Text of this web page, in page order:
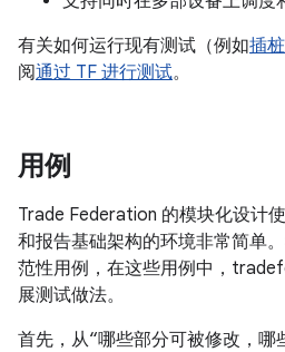
有关如何运行现有测试（例如插
阅通过 TF 进行测试。
用例
Trade Federation 的模块化设计
和报告基础架构的环境非常简单
范性用例，在这些用例中，
展测试做法。
首先，从“哪些部分可被修改，哪